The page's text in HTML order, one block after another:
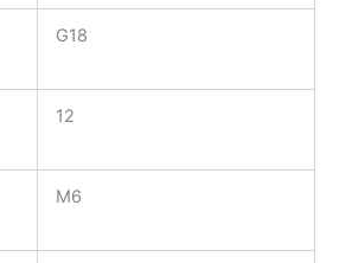
G18
12
M6